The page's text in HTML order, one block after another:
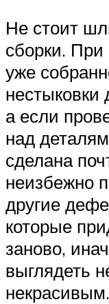
Не стоит
сборки. При
уже
нестыковки
а если
над
сделана
неизбежно
другие
которые
заново,
выглядеть
некрасивым.